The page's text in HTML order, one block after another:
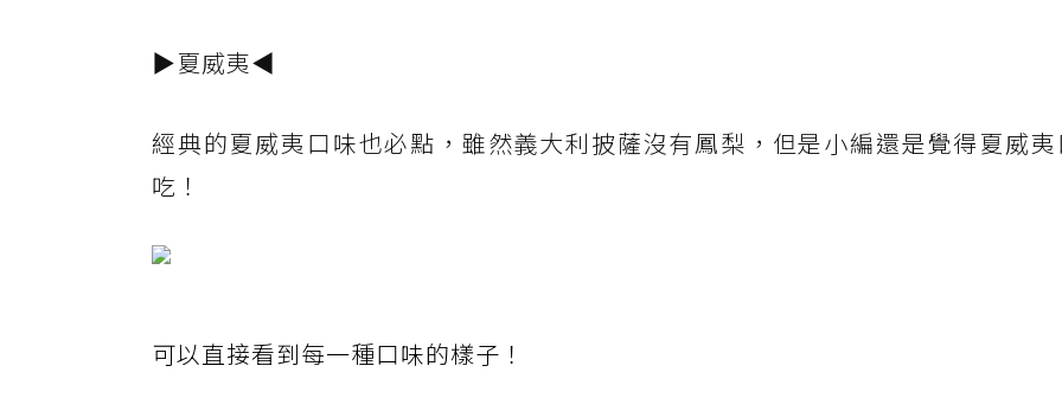
▶夏威夷◀
經典的夏威夷口味也必點，雖然義大利披薩沒有鳳梨，但是小編還是覺得夏威
吃！
可以直接看到每一種口味的樣子！